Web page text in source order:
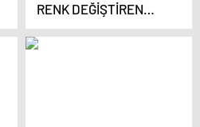
RENK DEĞİŞTİREN
CİLT LEKELERİNE
DİKKAT: BASİT BİR